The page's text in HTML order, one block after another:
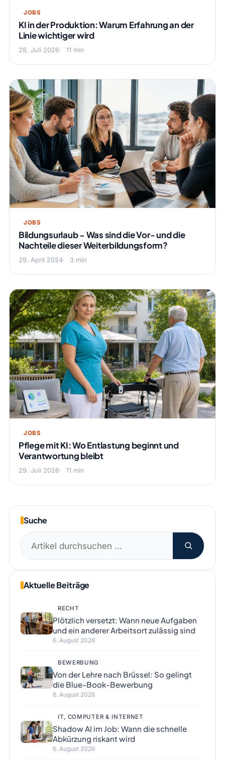
JOBS
KI in der Produktion: Warum Erfahrung an der
Linie wichtiger wird
28. Juli 2026 11 min
JOBS
Bildungsurlaub − Was sind die Vor- und die
Nachteile dieser Weiterbildungsform?
29. April 2024 3 min
JOBS
Pflege mit KI: Wo Entlastung beginnt und
Verantwortung bleibt
29. Juli 2026 11 min
Suche
Suchen
nach:
Aktuelle Beiträge
RECHT
Plötzlich versetzt: Wann neue Aufgaben
und ein anderer Arbeitsort zulässig sind
6. August 2026
BEWERBUNG
Von der Lehre nach Brüssel: So gelingt
die Blue-Book-Bewerbung
6. August 2026
IT, COMPUTER & INTERNET
Shadow AI im Job: Wann die schnelle
Abkürzung riskant wird
6. August 2026